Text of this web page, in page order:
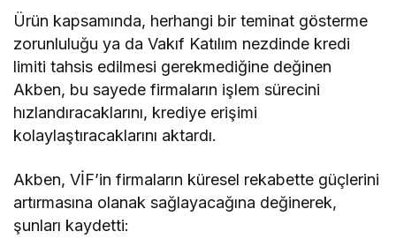
Ürün kapsamında, herhangi bir teminat gösterme
zorunluluğu ya da Vakıf Katılım nezdinde kredi
limiti tahsis edilmesi gerekmediğine değinen
Akben, bu sayede firmaların işlem sürecini
hızlandıracaklarını, krediye erişimi
kolaylaştıracaklarını aktardı.
Akben, VİF’in firmaların küresel rekabette güçlerini
artırmasına olanak sağlayacağına değinerek,
şunları kaydetti: